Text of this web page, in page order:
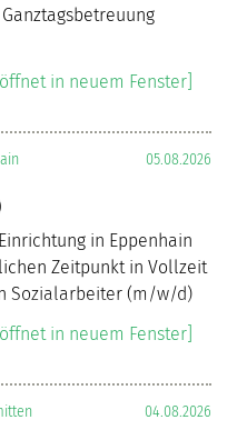
in neuem Fenster]
05.08.2026
in Eppenhain
Zeitpunkt in Vollzeit
Sozialarbeiter (m/w/d)
in neuem Fenster]
04.08.2026